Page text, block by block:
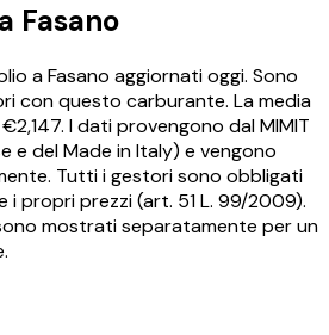
a Fasano
aFasano aggiornati oggi. Sono
con questo carburante. La media
€2,147. I dati provengono dal MIMIT
e del Made in Italy) e vengono
Tutti i gestori sono obbligati
i propri prezzi (art. 51 L. 99/2009).
mostrati separatamente per un